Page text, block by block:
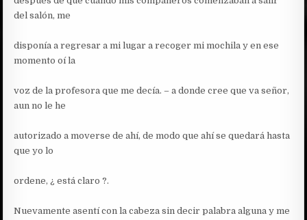
del salón, me
disponía a regresar a mi lugar a recoger mi mochila y en ese
momento oí la
voz de la profesora que me decía. – a donde cree que va señor,
aun no le he
autorizado a moverse de ahí, de modo que ahí se quedará hasta
que yo lo
ordene, ¿ está claro ?.
Nuevamente asentí con la cabeza sin decir palabra alguna y me